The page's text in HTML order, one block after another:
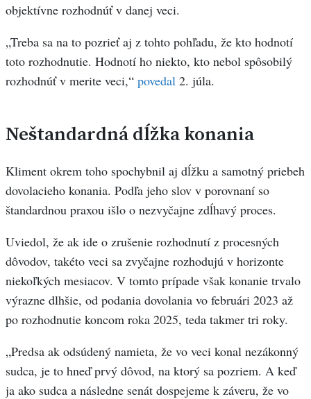
objektívne rozhodnúť v danej veci.
„Treba sa na to pozrieť aj z tohto pohľadu, že kto hodnotí
toto rozhodnutie. Hodnotí ho niekto, kto nebol spôsobilý
rozhodnúť v merite veci,“ povedal 2. júla.
Neštandardná dĺžka konania
Kliment okrem toho spochybnil aj dĺžku a samotný priebeh
dovolacieho konania. Podľa jeho slov v porovnaní so
štandardnou praxou išlo o nezvyčajne zdĺhavý proces.
Uviedol, že ak ide o zrušenie rozhodnutí z procesných
dôvodov, takéto veci sa zvyčajne rozhodujú v horizonte
niekoľkých mesiacov. V tomto prípade však konanie trvalo
výrazne dlhšie, od podania dovolania vo februári 2023 až
po rozhodnutie koncom roka 2025, teda takmer tri roky.
„Predsa ak odsúdený namieta, že vo veci konal nezákonný
sudca, je to hneď prvý dôvod, na ktorý sa pozriem. A keď
ja ako sudca a následne senát dospejeme k záveru, že vo